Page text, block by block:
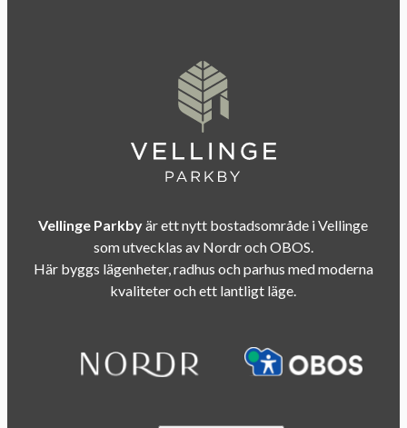
Vellinge Parkbyär ett nytt bostadsområde i Vellinge
som utvecklas av Nordr och OBOS.
Här byggs lägenheter, radhus och parhus med moderna
kvaliteter och ett lantligt läge.